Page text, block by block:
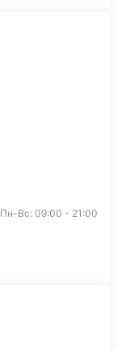
Пн-Вс: 09:00 - 21:00